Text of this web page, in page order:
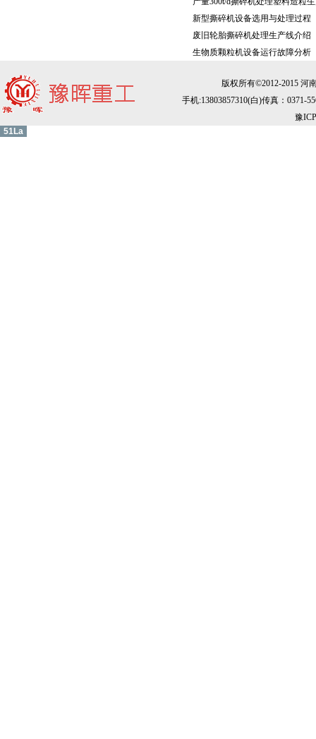
新型撕碎机设备选用与处理过程
废旧轮胎撕碎机处理生产线介绍
生物质颗粒机设备运行故障分析
版权所有©2012-2015 河
手机:13803857310(白)传真：0371-
豫
51La